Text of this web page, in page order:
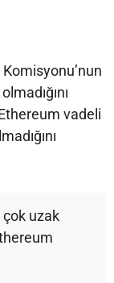
olmadığını
vadeli
çok uzak